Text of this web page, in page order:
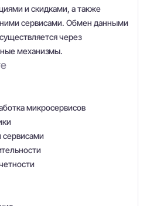
и скидками, а также
сервисами. Обмен данными
через
механизмы.
микросервисов
сервисами